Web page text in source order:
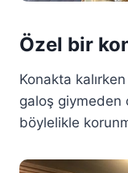
Özel bir
Konakta
galoş giymeden
böylelikle